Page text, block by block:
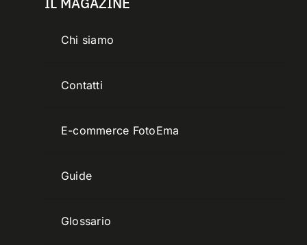
Chi siamo
Contatti
E-commerce FotoEma
Guide
Glossario